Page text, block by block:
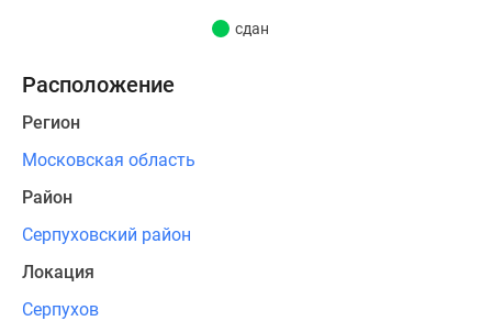
однокомнатных
до
с
потолками
2,56
м.
Отделочные
сдан
Расположение
Регион
Московская область
Район
Серпуховский район
Локация
Серпухов